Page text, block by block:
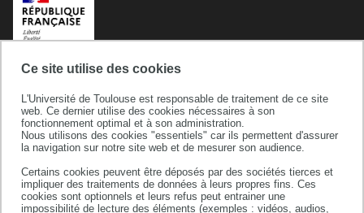
Ce site utilise des cookies
L'Université de Toulouse est responsable de traitement de ce site
web. Ce dernier utilise des cookies nécessaires à son
fonctionnement optimal et à son administration.
Nous utilisons des cookies "essentiels" car ils permettent d'assurer
la navigation sur notre site web et de mesurer son audience.
Certains cookies peuvent être déposés par des sociétés tierces et
impliquer des traitements de données à leurs propres fins. Ces
cookies sont optionnels et leurs refus peut entrainer une
impossibilité de lecture des éléments (exemples : vidéos, audios,
Université de Toulouse
118 route de Narbonne